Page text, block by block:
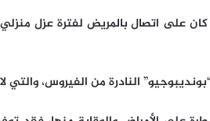
النادرة من الفيروس، والتي